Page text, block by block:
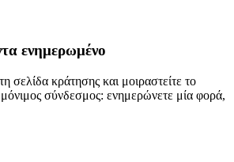
ενημερωμένο
σελίδα κράτησης και μοιραστείτε το
σύνδεσμος: ενημερώνετε μία φορά,